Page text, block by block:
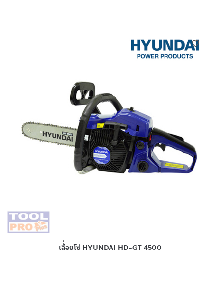
เลื่่อยโซ่ HYUNDAI HD-GT 4500